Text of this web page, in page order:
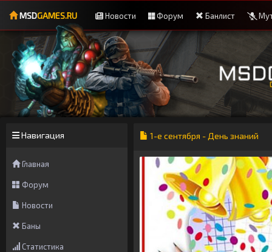
MSDGAMES.RU Новости Форум Банлист
Навигация
Главная
Форум
Новости
Баны
Статистика
1-е сентября - День знаний